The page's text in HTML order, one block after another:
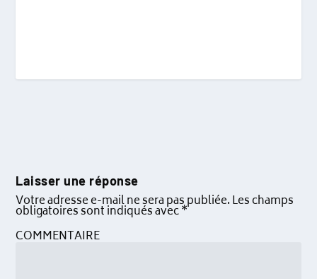
Laisser une réponse
Votre adresse e-mail ne sera pas publiée.Les champs
obligatoires sont indiqués avec*
COMMENTAIRE